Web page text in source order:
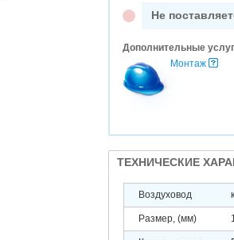
Не
Дополнительные
Монтаж
ТЕХНИЧЕСКИЕ
Воздуховод
Размер, (мм)